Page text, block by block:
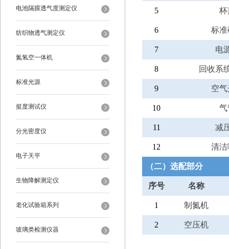
电池隔膜透气度测定仪
纺织物透气测定仪
氮氢空一体机
标准光源
挺度测试仪
分光密度仪
电子天平
生物降解测定仪
老化试验箱系列
玻璃类检测仪器
5 杯
6 标准
7 电
8 回收系
9 空
10 气
11 减
12 清洁
（二）选配部分
序号 名称
1 制氮机
2 空压机